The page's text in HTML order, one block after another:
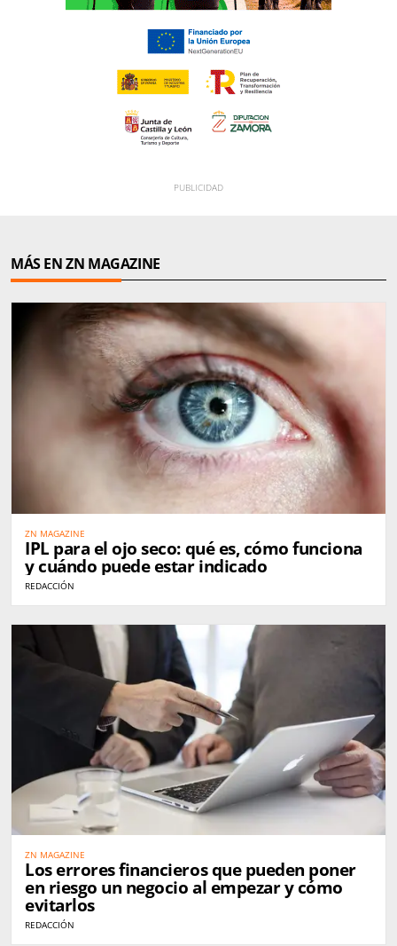
MÁS EN ZN MAGAZINE
ZN MAGAZINE
IPL para el ojo seco: qué es, cómo funciona
y cuándo puede estar indicado
REDACCIÓN
ZN MAGAZINE
Los errores financieros que pueden poner
en riesgo un negocio al empezar y cómo
evitarlos
REDACCIÓN